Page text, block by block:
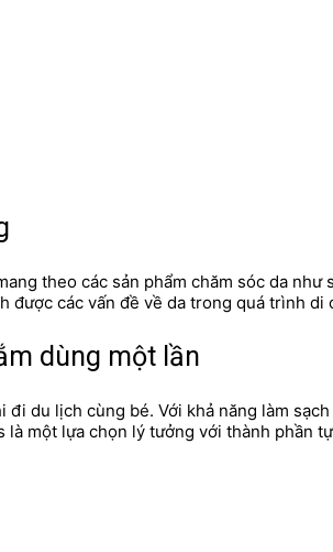
theo các sản phẩm chăm sóc da
được các vấn đề về da trong quá trình di
dùng một lần
du lịch cùng bé. Với khả năng làm
là một lựa chọn lý tưởng với thành phần